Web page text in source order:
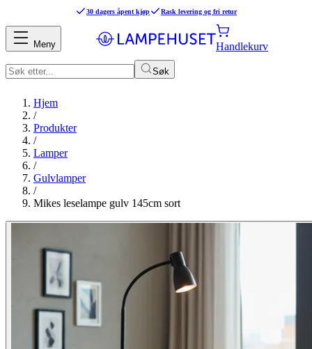
30 dagers åpent kjøp Rask levering og fri retur
Søk
Handlekurv
Meny
Hjem
/
Produkter
/
Lamper
/
Gulvlamper
/
Mikes leselampe gulv 145cm sort